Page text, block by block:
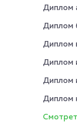
Диплом
Диплом
Диплом
Диплом
Диплом
Диплом